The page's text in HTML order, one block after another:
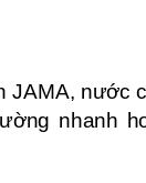
JAMA, nước
nhanh